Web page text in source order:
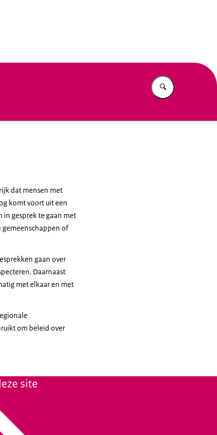
Vul in wat u
dat mensen met
komt voort uit een
in gesprek te gaan met
gemeenschappen of
gaan over
Daarnaast
met elkaar en met
om beleid over
site